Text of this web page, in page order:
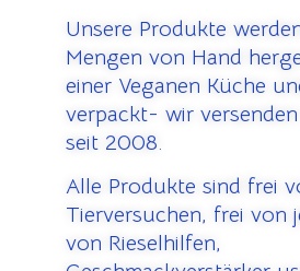
Unsere Produkte
Mengen von Hand
einer Veganen Küche
verpackt- wir
seit 2008.
Alle Produkte sind frei
Tierversuchen, frei von
von Rieselhilfen,